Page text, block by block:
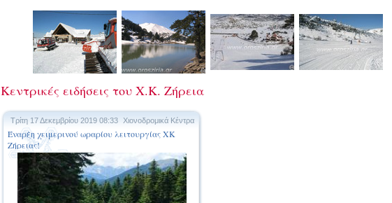
Κεντρικές ειδήσεις του Χ.Κ. Ζήρεια
Τρίτη 17 Δεκεμβρίου 2019 08:33 Χιονοδρομικά Κέντρα
Έναρξη χειμερινού ωραρίου λειτουργίας ΧΚ
Ζήρειας!